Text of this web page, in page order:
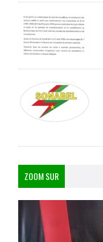
ZOOM SUR